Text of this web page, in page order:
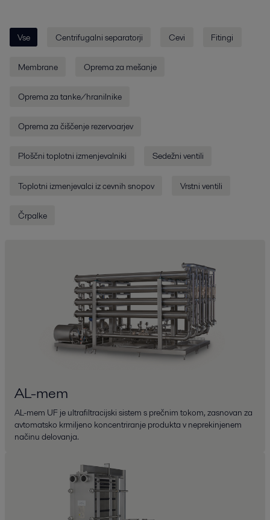
Vse Centrifugalni separatorji Cevi Fitingi
Membrane Oprema za mešanje
Oprema za tanke/hranilnike
Oprema za čiščenje rezervoarjev
Ploščni toplotni izmenjevalniki Sedežni ventili
Toplotni izmenjevalci iz cevnih snopov Vrstni ventili
Črpalke
AL-mem
AL-mem UF je ultrafiltracijski sistem s prečnim tokom, zasnovan za
avtomatsko krmiljeno koncentriranje produkta v neprekinjenem
načinu delovanja.